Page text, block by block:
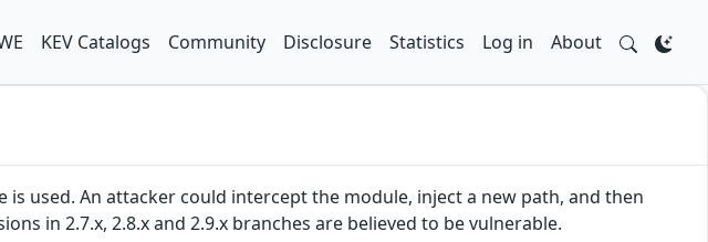
KEV Catalogs Community Disclosure Statistics Log in About
used. An attacker could intercept the module, inject a new path, and then
in 2.7.x, 2.8.x and 2.9.x branches are believed to be vulnerable.